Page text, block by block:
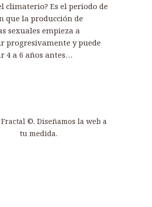
climaterio? Es el periodo de
que la producción de
sexuales empieza a
progresivamente y puede
4 a 6 años antes…
©. Diseñamos la web a
tu medida.